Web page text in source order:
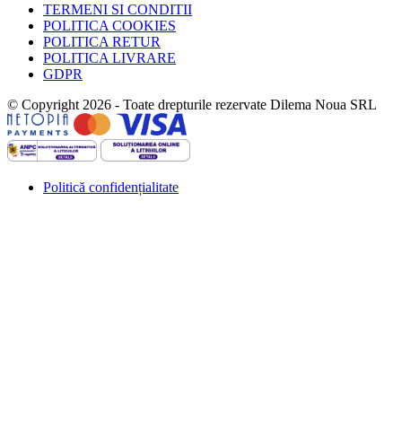
TERMENI SI CONDITII
POLITICA COOKIES
POLITICA RETUR
POLITICA LIVRARE
GDPR
© Copyright 2026 - Toate drepturile rezervate Dilema Noua SRL
Politică confidențialitate